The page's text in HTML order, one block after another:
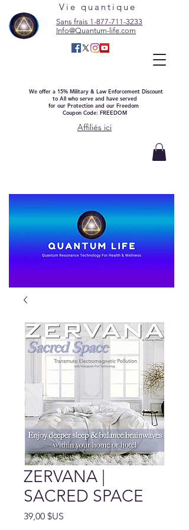
Vie quantique
Sans frais 1-877-711-3233
Info@Quantum-life.com
We offer a 15% Military & Law Enforcement Discount
to All who serve and have served
for our Protection and our Freedom
Coupon Code: FREEDOM
Affiliés ici
ZERVANA |
SACRED SPACE
39,00 $US